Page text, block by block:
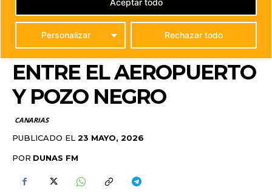
Personalizar Rechazar todo
CONTROL DE LAS
OBRAS DE LA AUTOVÍA
ENTRE EL AEROPUERTO
Y POZO NEGRO
CANARIAS
PUBLICADO EL 23 MAYO, 2026
POR DUNAS FM